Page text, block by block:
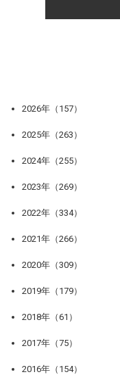
2026年（157）
2025年（263）
2024年（255）
2023年（269）
2022年（334）
2021年（266）
2020年（309）
2019年（179）
2018年（61）
2017年（75）
2016年（154）